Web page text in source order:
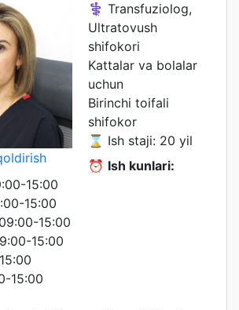
⚕️ Transfuziolog,
Ultratovush
shifokori
Kattalar va bolalar
uchun
Birinchi toifali
shifokor
⌛ Ish staji: 20 yil
⏰ Ish kunlari:
15:00
15:00
15:00
15:00
15:00